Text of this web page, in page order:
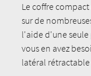
Le coffre
sur de
l'aide d'une
vous en avez
latéral